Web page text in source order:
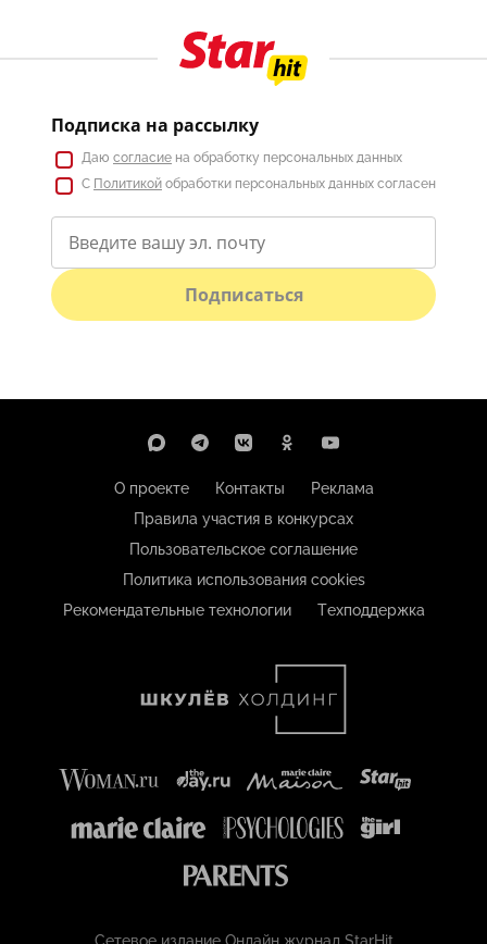
Подписка на рассылку
Даю согласие на обработку персональных данных
С Политикой обработки персональных данных согласен
Подписаться
О проекте Контакты
Реклама
Правила участия в конкурсах
Пользовательское соглашение
Политика использования cookies
Рекомендательные технологии
Техподдержка